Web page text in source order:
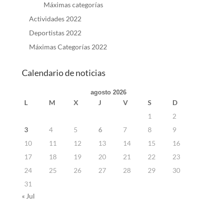
Máximas categorías
Actividades 2022
Deportistas 2022
Máximas Categorías 2022
Calendario de noticias
agosto 2026
L M X J V S
D
1
2
3
4 5 6 7 8
9
10
11 12 13 14 15
16
17
18 19 20 21 22
23
24
25 26 27 28 29
30
31
« Jul